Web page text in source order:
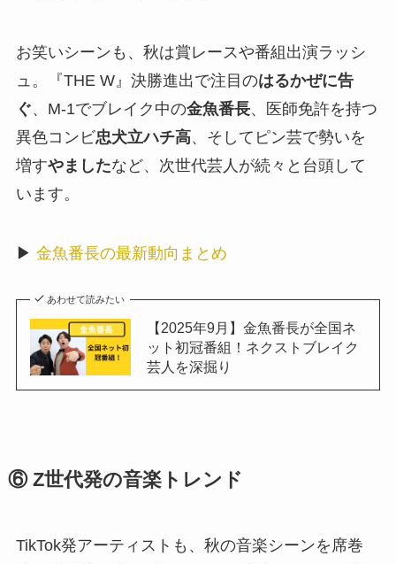
お笑いシーンも、秋は賞レースや番組出演ラッシ
ュ。『THE W』決勝進出で注目のはるかぜに告
ぐ、M-1でブレイク中の金魚番長、医師免許を持つ
異色コンビ忠犬立ハチ高、そしてピン芸で勢いを
増すやましたなど、次世代芸人が続々と台頭して
います。
▶︎ 金魚番長の最新動向まとめ
あわせて読みたい
【2025年9月】金魚番長が全国ネ
ット初冠番組！ネクストブレイク
芸人を深掘り
⑥ Z世代発の音楽トレンド
TikTok発アーティストも、秋の音楽シーンを席巻